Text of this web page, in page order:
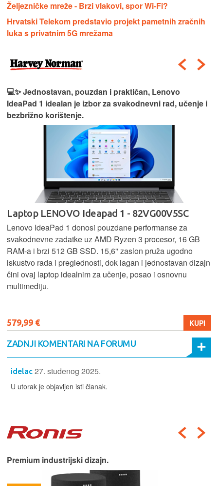
Željezničke mreže - Brzi vlakovi, spor Wi-Fi?
Hrvatski Telekom predstavio projekt pametnih zračnih
luka s privatnim 5G mrežama
💻✨ Jednostavan, pouzdan i praktičan, Lenovo
IdeaPad 1 idealan je izbor za svakodnevni rad, učenje i
bezbrižno korištenje.
Laptop LENOVO Ideapad 1 - 82VG00V5SC
Lenovo IdeaPad 1 donosi pouzdane performanse za
svakodnevne zadatke uz AMD Ryzen 3 procesor, 16 GB
RAM-a i brzi 512 GB SSD. 15,6" zaslon pruža ugodno
iskustvo rada i preglednosti, dok lagan i jednostavan dizajn
čini ovaj laptop idealnim za učenje, posao i osnovnu
multimediju.
579,99 € KUPI
ZADNJI KOMENTARI NA FORUMU
idelac 27. studenog 2025.
U utorak je objavljen isti članak.
Premium industrijski dizajn.